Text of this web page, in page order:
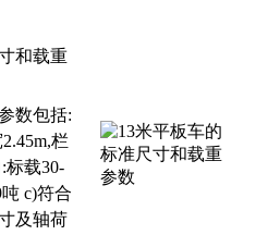
和载重
数包括:
栏
标载30-
c)符合
及轴荷